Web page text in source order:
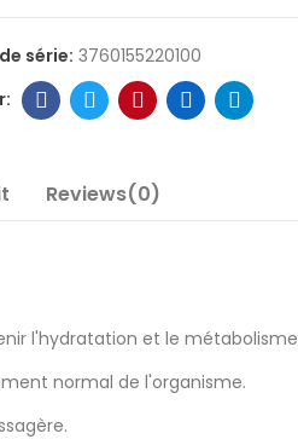
série: 3760155220100
Reviews(0)
l'hydratation et le
normal de l'organisme.